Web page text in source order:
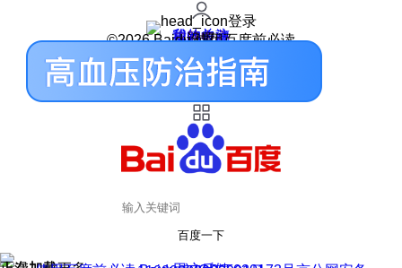
登录
我的关注
我的收藏
皮肤中心
用户反馈
设置
©2026 Baidu 使用百度前必读
百度一下